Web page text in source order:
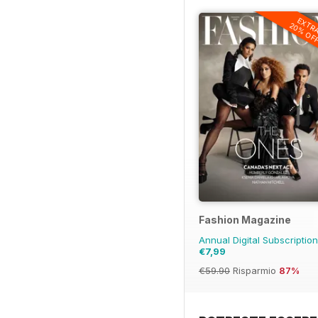
20%
Fashion Magazine
Annual Digital
€7,99
€59.90 Risparmio 87%